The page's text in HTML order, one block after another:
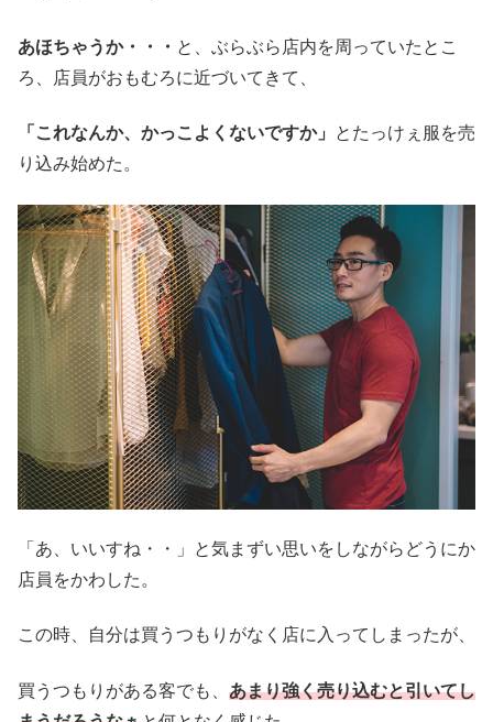
あほちゃうか・・・ と、ぶらぶら店内を周っていたとこ
ろ、店員がおもむろに近づいてきて、
「これなんか、かっこよくないですか」
とたっけぇ服を売
り込み始めた。
「あ、いいすね・・」と気まずい思いをしながらどうにか
店員をかわした。
この時、自分は買うつもりがなく店に入ってしまったが、
買うつもりがある客でも、 あまり強く売り込むと引いてし